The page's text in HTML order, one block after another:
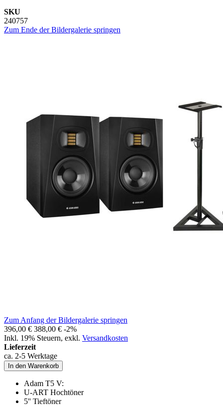
SKU
240757
Zum Ende der Bildergalerie springen
Zum Anfang der Bildergalerie springen
396,00 € 388,00 € -2%
Inkl. 19% Steuern, exkl. Versandkosten
Lieferzeit
ca. 2-5 Werktage
In den Warenkorb
Adam T5 V:
U-ART Hochtöner
5'' Tieftöner